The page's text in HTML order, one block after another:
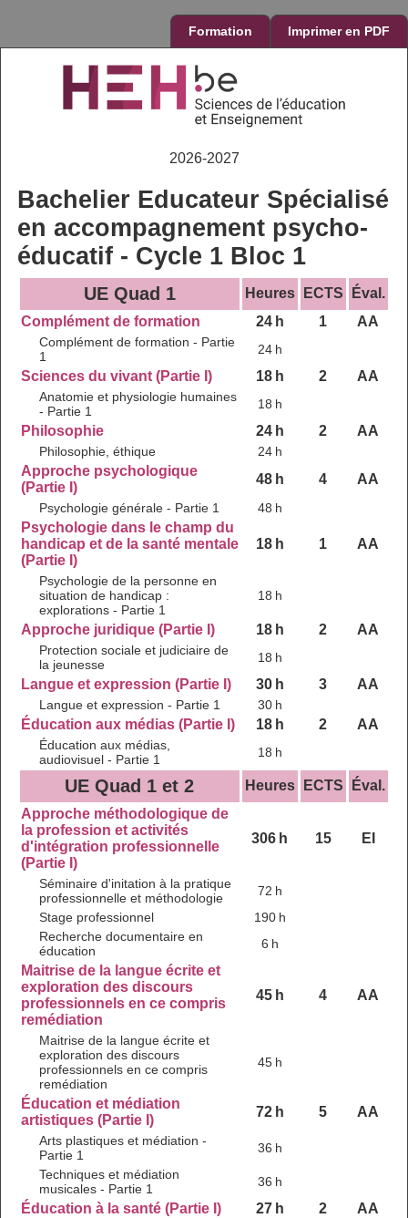
Formation Imprimer en PDF
2026-2027
Bachelier Educateur Spécialisé
en accompagnement psycho-
éducatif - Cycle 1 Bloc 1
UE Quad 1 Heures ECTS
Éval.
Complément de formation
24 h 1 AA
Complément de formation - Partie
1
24 h
Sciences du vivant (Partie I) 18 h 2 AA
Anatomie et physiologie humaines
- Partie 1
18 h
Philosophie 24 h 2 AA
Philosophie, éthique 24 h
Approche psychologique
(Partie I)
48 h 4 AA
Psychologie générale - Partie 1 48 h
Psychologie dans le champ du
handicap et de la santé mentale
(Partie I)
18 h 1 AA
Psychologie de la personne en
situation de handicap :
explorations - Partie 1
18 h
Approche juridique (Partie I) 18 h 2 AA
Protection sociale et judiciaire de
la jeunesse
18 h
Langue et expression (Partie I) 30 h 3 AA
Langue et expression - Partie 1 30 h
Éducation aux médias (Partie I) 18 h 2 AA
Éducation aux médias,
audiovisuel - Partie 1
18 h
UE Quad 1 et 2 Heures ECTS
Éval.
Approche méthodologique de
la profession et activités
d'intégration professionnelle
(Partie I)
306 h 15 EI
Séminaire d'initation à la pratique
professionnelle et méthodologie
72 h
Stage professionnel
190 h
Recherche documentaire en
éducation
6 h
Maitrise de la langue écrite et
exploration des discours
professionnels en ce compris
remédiation
45 h 4 AA
Maitrise de la langue écrite et
exploration des discours
professionnels en ce compris
remédiation
45 h
Éducation et médiation
artistiques (Partie I)
72 h 5 AA
Arts plastiques et médiation -
Partie 1
36 h
Techniques et médiation
musicales - Partie 1
36 h
Éducation à la santé (Partie I) 27 h 2 AA